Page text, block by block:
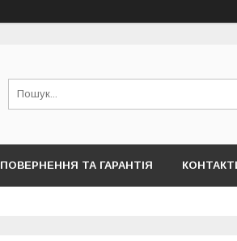
ПОВЕРНЕННЯ ТА ГАРАНТІЯ